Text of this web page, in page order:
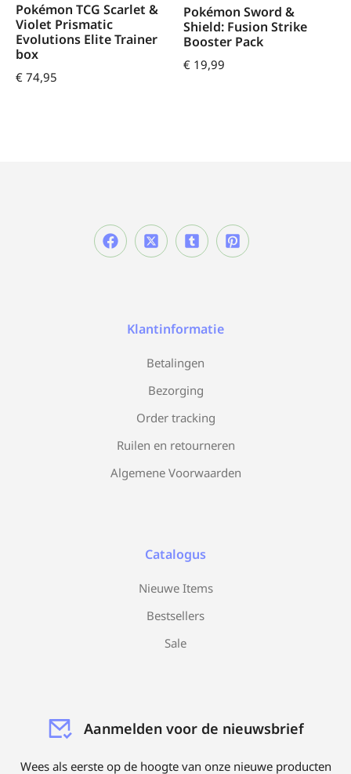
Pokémon TCG Scarlet &
Violet Prismatic
Evolutions Elite Trainer
box
€ 74,95
Pokémon Sword &
Shield: Fusion Strike
Booster Pack
€ 19,99
Klantinformatie
Betalingen
Bezorging
Order tracking
Ruilen en retourneren
Algemene Voorwaarden
Catalogus
Nieuwe Items
Bestsellers
Sale
Aanmelden voor de nieuwsbrief
Wees als eerste op de hoogte van onze nieuwe producten